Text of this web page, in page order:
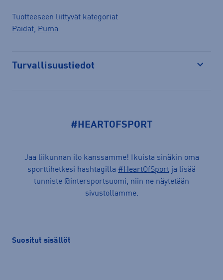
Tuotteeseen liittyvät kategoriat
Paidat, Puma
Turvallisuustiedot
#HEARTOFSPORT
Jaa liikunnan ilo kanssamme! Ikuista sinäkin oma
sporttihetkesi hashtagilla #HeartOfSport ja lisää
tunniste @intersportsuomi, niin ne näytetään
sivustollamme.
Suositut sisällöt